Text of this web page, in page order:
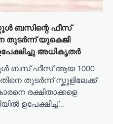
ബസിന്റെ ഫീസ്
തുടർന്ന് യുകെജി
അധികൃതർ
ബസ് ഫീസ് ആയ 1000
തുടർന്ന് സ്കൂളിലേക്ക്
രക്ഷിതാക്കളെ
ഉപേക്ഷിച്ച്…